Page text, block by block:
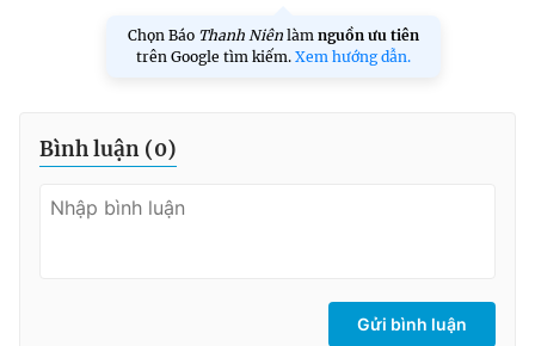
Chọn Báo Thanh Niên làm nguồn ưu tiên
trên Google tìm kiếm. Xem hướng dẫn.
Bình luận (0)
Gửi bình luận